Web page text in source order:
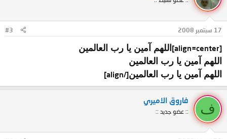
17 سبتمبر 2008 #3
[align=center]
اللهم آمين يا رب العالمين
اللهم آمين يا رب العالمين
اللهم آمين يا رب العالمين[/align]
ف
فاروق الاميري
:: عضو جديد ::